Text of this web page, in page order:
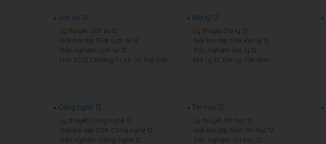
Lịch sử 12
Lý thuyết Lịch sử 12
Giải bài tập SGK Lịch sử 12
Trắc nghiệm Lịch sử 12
Lịch Sử 12 Chương 1 Lịch Sử Thế Giới
Địa lý 12
Lý thuyết Địa lý 12
Giải bài tập SGK Địa lý 12
Trắc nghiệm Địa lý 12
Địa Lý 12: Địa Lý Việt Nam
Công nghệ 12
Lý thuyết Công nghệ 12
Giải bài tập SGK Công nghệ 12
Trắc nghiệm Công nghệ 12
Tin học 12
Lý thuyết Tin học 12
Giải bài tập SGK Tin học 12
Trắc nghiệm Tin học 12